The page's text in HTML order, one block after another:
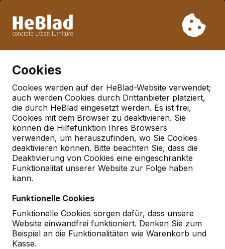
Woche 33 nicht. Bitte berücksichtigen Sie daher längere
Cookies
Cookies werden auf der HeBlad-Website verwendet;
auch werden Cookies durch Drittanbieter platziert,
die durch HeBlad eingesetzt werden. Es ist frei,
Cookies mit dem Browser zu deaktivieren. Sie
können die Hilfefunktion Ihres Browsers
verwenden, um herauszufinden, wo Sie Cookies
deaktivieren können. Bitte beachten Sie, dass die
Deaktivierung von Cookies eine eingeschränkte
Funktionalität unserer Website zur Folge haben
kann.
Funktionelle Cookies
Funktionelle Cookies sorgen dafür, dass unsere
Website einwandfrei funktioniert. Denken Sie zum
Beispiel an die Funktionalitäten wie Warenkorb und
Kasse.
Deutschland
Referenties in:Oebisfelde
Geen reviews gevonden voor deze
locatie.